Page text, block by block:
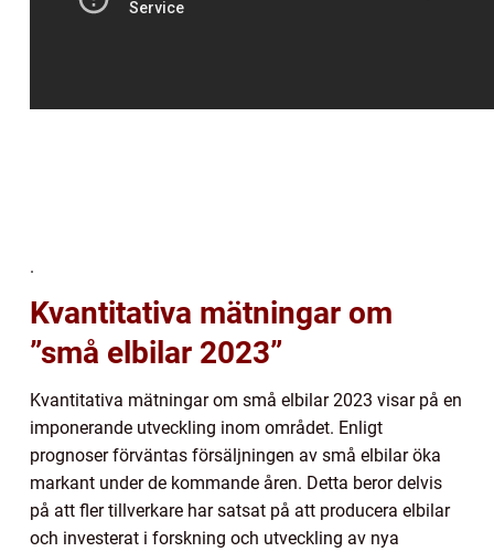
.
Kvantitativa mätningar om
”små elbilar 2023”
Kvantitativa mätningar om små elbilar 2023 visar på en
imponerande utveckling inom området. Enligt
prognoser förväntas försäljningen av små elbilar öka
markant under de kommande åren. Detta beror delvis
på att fler tillverkare har satsat på att producera elbilar
och investerat i forskning och utveckling av nya